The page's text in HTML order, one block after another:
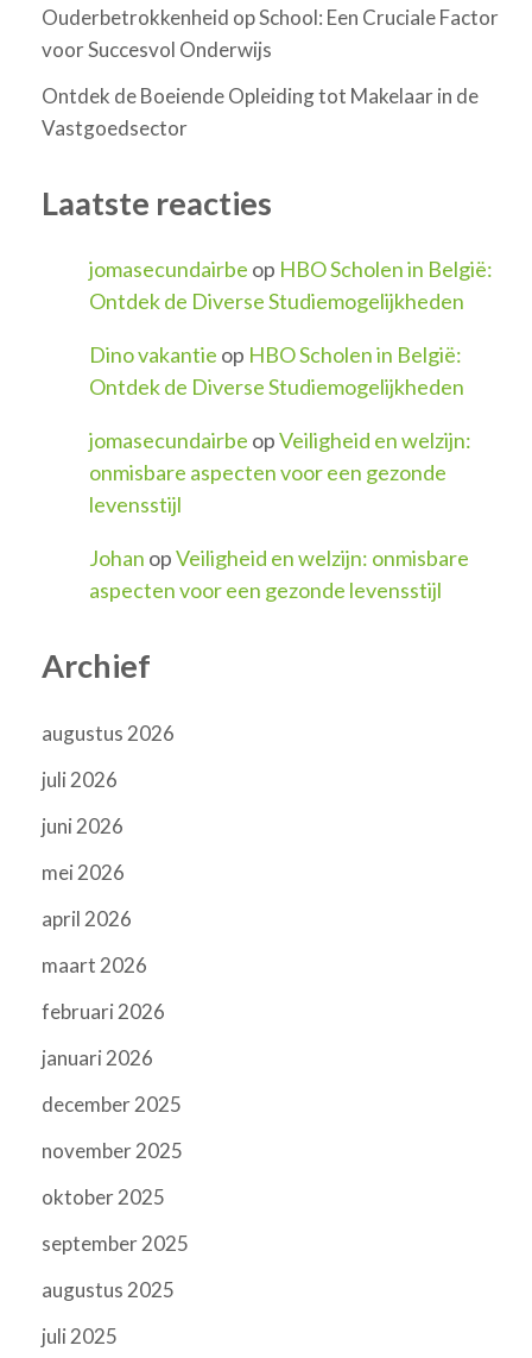
Ouderbetrokkenheid op School: Een Cruciale Factor
voor Succesvol Onderwijs
Ontdek de Boeiende Opleiding tot Makelaar in de
Vastgoedsector
Laatste reacties
jomasecundairbe op HBO Scholen in België:
Ontdek de Diverse Studiemogelijkheden
Dino vakantie op HBO Scholen in België:
Ontdek de Diverse Studiemogelijkheden
jomasecundairbe opVeiligheid en welzijn:
onmisbare aspecten voor een gezonde
levensstijl
Johan opVeiligheid en welzijn: onmisbare
aspecten voor een gezonde levensstijl
Archief
augustus 2026
juli 2026
juni 2026
mei 2026
april 2026
maart 2026
februari 2026
januari 2026
december 2025
november 2025
oktober 2025
september 2025
augustus 2025
juli 2025